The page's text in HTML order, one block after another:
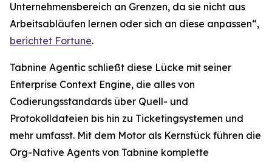
Unternehmensbereich an Grenzen, da sie nicht aus
Arbeitsabläufen lernen oder sich an diese anpassen“,
berichtet Fortune.
Tabnine Agentic schließt diese Lücke mit seiner
Enterprise Context Engine, die alles von
Codierungsstandards über Quell- und
Protokolldateien bis hin zu Ticketingsystemen und
mehr umfasst. Mit dem Motor als Kernstück führen die
Org-Native Agents von Tabnine komplette